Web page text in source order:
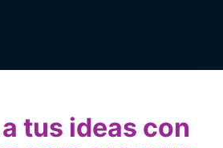
tus ideas con